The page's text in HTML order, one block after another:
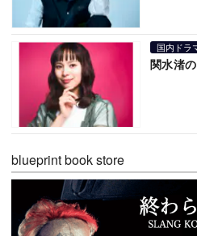
国内ドラ
関水渚
blueprint book store